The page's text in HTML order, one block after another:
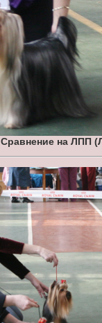
Сравнение на ЛПП